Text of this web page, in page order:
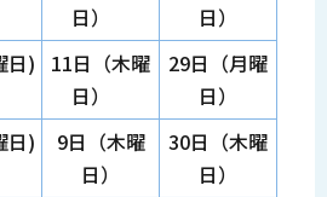
日）
日）
日)
11日（木曜
日）
29日（月曜
日）
日)
9日（木曜
日）
30日（木曜
日）